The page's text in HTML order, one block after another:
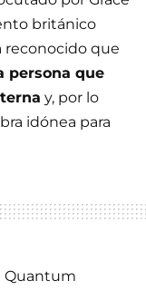
británico
reconocido que
persona que
y, por lo
idónea para
Quantum